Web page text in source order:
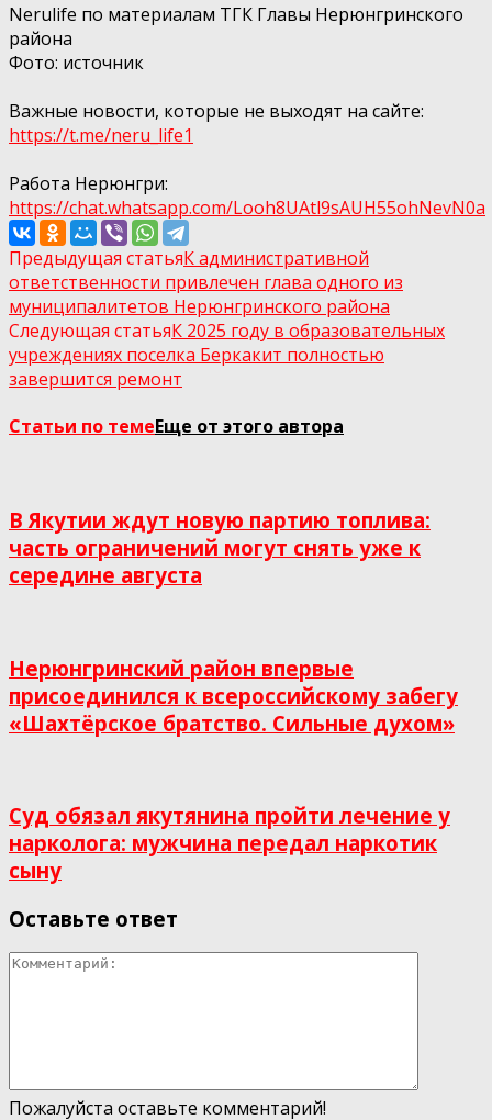
Nerulife по материалам ТГК Главы Нерюнгринского
района
Фото: источник
Важные новости, которые не выходят на сайте:
https://t.me/neru_life1
Работа Нерюнгри:
https://chat.whatsapp.com/Looh8UAtl9sAUH55ohNеvN0а
Предыдущая статьяК административной
ответственности привлечен глава одного из
муниципалитетов Нерюнгринского района
Следующая статьяК 2025 году в образовательных
учреждениях поселка Беркакит полностью
завершится ремонт
Статьи по темеЕще от этого автора
В Якутии ждут новую партию топлива:
часть ограничений могут снять уже к
середине августа
Нерюнгринский район впервые
присоединился к всероссийскому забегу
«Шахтёрское братство. Сильные духом»
Суд обязал якутянина пройти лечение у
нарколога: мужчина передал наркотик
сыну
Оставьте ответ
Пожалуйста оставьте комментарий!